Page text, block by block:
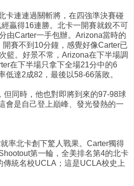
卡連連過關斬將，在四強準決賽碰
經贏得16連勝。北卡一開賽就銳不可
由Carter一手包辦。Arizona當時的
開賽不到10分鐘，感覺好像Carter已
籃。好景不常，Arizona在下半場調
在下半場只拿下全場21分中的6
低達2成82，最後以58-66落敗。
但同時，他也對即將到來的97-98球
會是自己登上巔峰、發光發熱的一
率北卡創下驚人戰果。Carter獨得
第一輪，全美排名第4的北卡
傳統名校UCLA；這是UCLA校史上